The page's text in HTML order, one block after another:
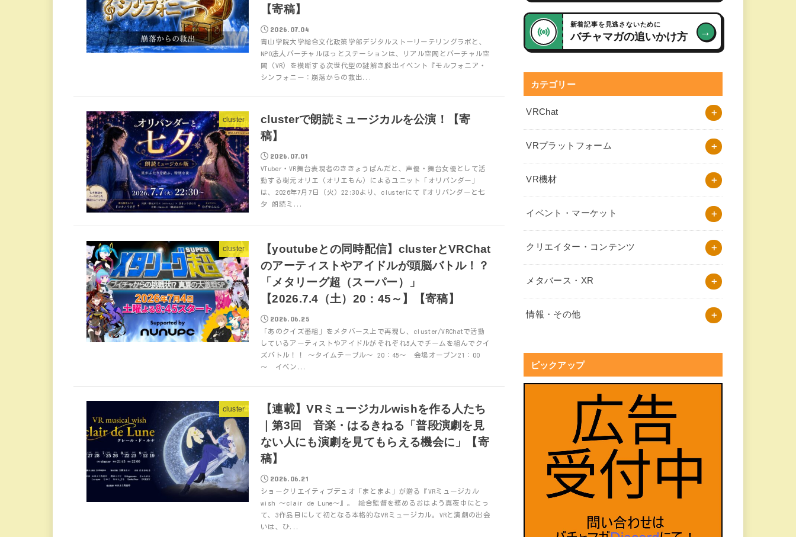
【寄稿】
2026.07.04
青山学院大学総合文化政策学部デジタルストーリーテリングラボと、
NPO法人バーチャルほっとステーションは、リアル空間とバーチャル空
間（VR）を横断する次世代型の謎解き脱出イベント『モルフォニア・
シンフォニー：崩落からの救出...
cluster
clusterで朗読ミュージカルを公演！【寄
稿】
2026.07.01
VTuber・VR舞台表現者のききょうぱんだと、声優・舞台女優として活
動する樹元オリエ（オリエもん）によるユニット「オリパンダー」
は、2026年7月7日（火）22:30より、clusterにて『オリパンダーと七
夕 朗読ミ...
cluster
【youtubeとの同時配信】clusterとVRChat
のアーティストやアイドルが頭脳バトル！？
「メタリーグ超（スーパー）」
【2026.7.4（土）20：45～】【寄稿】
2026.06.25
「あのクイズ番組」をメタバース上で再現し、cluster/VRChatで活動
しているアーティストやアイドルがそれぞれ5人でチームを組んでクイ
ズバトル！！ ～タイムテーブル～ 20：45～ 会場オープン21：00
～ イベン...
cluster
【連載】VRミュージカルwishを作る人たち
｜第3回 音楽・はるきねる「普段演劇を見
ない人にも演劇を見てもらえる機会に」【寄
稿】
2026.06.21
ショークリエイティブデュオ「まとまよ」が贈る『VRミュージカル
wish ～clair de Lune～』。 総合監督を務めるおはよう真夜中にとっ
て、3作品目にして初となる本格的なVRミュージカル。VRと演劇の出会
いは、ひ...
新着記事を見逃さないために
バチャマガの追いかけ方 →
カテゴリー
VRChat
VRプラットフォーム
VR機材
イベント・マーケット
クリエイター・コンテンツ
メタバース・XR
情報・その他
ピックアップ